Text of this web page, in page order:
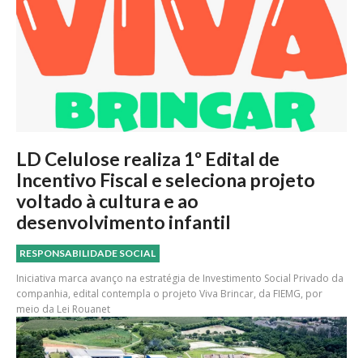
LD Celulose realiza 1º Edital de
Incentivo Fiscal e seleciona projeto
voltado à cultura e ao
desenvolvimento infantil
RESPONSABILIDADE SOCIAL
Iniciativa marca avanço na estratégia de Investimento Social Privado da
companhia, edital contempla o projeto Viva Brincar, da FIEMG, por
meio da Lei Rouanet